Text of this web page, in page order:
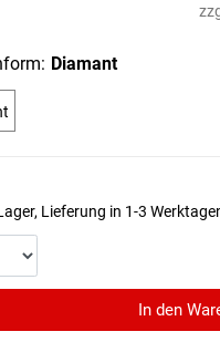
Diamant
Lieferung in 1-3
In den